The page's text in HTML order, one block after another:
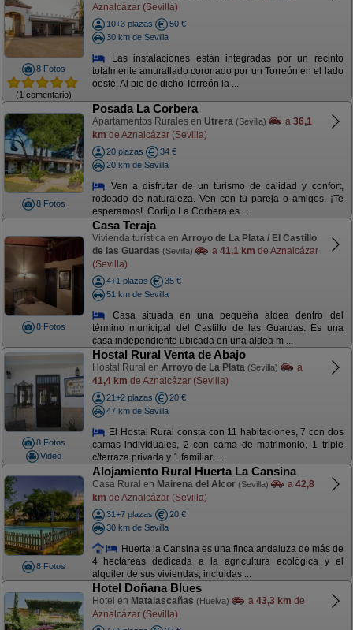
8 Fotos
(1 comentario)
Aznalcázar (Sevilla)
10+3 plazas
50 €
30 km de Sevilla
Las instalaciones están integradas por un recinto
totalmente amurallado coronado por un Torreón en el lado
oeste. Al pie de dicho Torreón la ...
8 Fotos
Posada La Corbera
Apartamentos Rurales en Utrera (Sevilla) a 36,1
km de Aznalcázar (Sevilla)
20 plazas
34 €
20 km de Sevilla
Ven a disfrutar de un turismo de calidad y confort,
rodeado de naturaleza. Ven con tu pareja o amigos. ¡Te
esperamos!. Cortijo La Corbera es ...
8 Fotos
Casa Teraja
Vivienda turística en Arroyo de La Plata / El Castillo
de las Guardas (Sevilla) a 41,1 km de Aznalcázar
(Sevilla)
4+1 plazas
35 €
51 km de Sevilla
Casa situada en una pequeña aldea dentro del
término municipal del Castillo de las Guardas. Es una
casa independiente ubicada en una aldea m ...
8 Fotos
Video
Hostal Rural Venta de Abajo
Hostal Rural en Arroyo de La Plata (Sevilla)
a
41,4 km de Aznalcázar (Sevilla)
21+2 plazas
20 €
47 km de Sevilla
El Hostal Rural consta con 11 habitaciones, 7 con dos
camas individuales, 2 con cama de matrimonio, 1 triple
c/terraza privada y 1 familiar. ...
8 Fotos
Alojamiento Rural Huerta La Cansina
Casa Rural en Mairena del Alcor (Sevilla) a 42,8
km de Aznalcázar (Sevilla)
31+7 plazas
20 €
30 km de Sevilla
Huerta la Cansina es una finca andaluza de más de
4 hectáreas dedicada a la agricultura ecológica y el
alquiler de sus viviendas, incluidas ...
Hotel Doñana Blues
Hotel en Matalascañas (Huelva) a 43,3 km de
Aznalcázar (Sevilla)